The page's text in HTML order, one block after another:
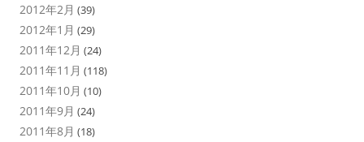
2012年2月 (39)
2012年1月 (29)
2011年12月 (24)
2011年11月 (118)
2011年10月 (10)
2011年9月 (24)
2011年8月 (18)